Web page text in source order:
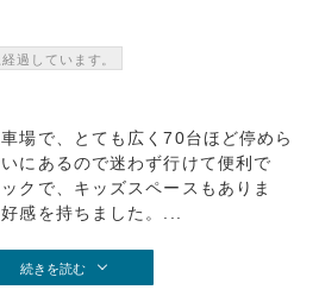
過しています。
場で、とても広く70台ほど停めら
にあるので迷わず行けて便利で
クで、キッズスペースもありま
感を持ちました。...
続きを読む